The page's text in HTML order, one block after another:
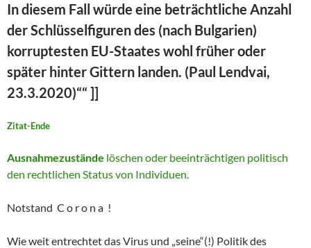
In diesem Fall würde eine beträchtliche Anzahl
der Schlüsselfiguren des (nach Bulgarien)
korruptesten EU-Staates wohl früher oder
später hinter Gittern landen. (Paul Lendvai,
23.3.2020)““ ]]
Zitat-Ende
Ausnahmezustände löschen oder beeinträchtigen politisch
den rechtlichen Status von Individuen.
Notstand C o r o n a !
Wie weit entrechtet das Virus und „seine“(!) Politik des